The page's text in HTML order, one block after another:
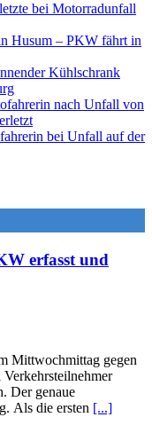
bei Motorradunfall
Husum – PKW fährt in
Kühlschrank
nach Unfall von
bei Unfall auf der
erfasst und
Mittwochmittag gegen
Der genaue
Als die ersten [...]